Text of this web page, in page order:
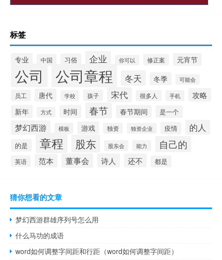
标签
专业 中国 习俗 企业 你可以 修正案 元宵节
公司 公司章程 冬天 冬季 可能会
员工 唐代 学校 孩子 宋代 很多人 手机 攻略
新年 方式 时间 春节 春节期间 是一个
梦幻西游 模板 游戏 独资 独资企业 疫情 的人
的是 章程 股东 股东会 能力 自己的
英语 范本 董事会 诗人 还不 都是
猜你想看的文章
梦幻西游群雄序列号怎么用
什么马功的成语
word如何调整字间距和行距（word如何调整字间距）